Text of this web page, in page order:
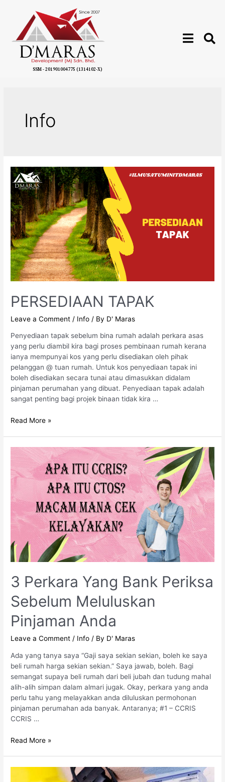
SSM - 201901004775 (1314102-X)
Info
PERSEDIAAN TAPAK
Leave a Comment / Info / By D' Maras
Penyediaan tapak sebelum bina rumah adalah perkara asas
yang perlu diambil kira bagi proses pembinaan rumah kerana
ianya mempunyai kos yang perlu disediakan oleh pihak
pelanggan @ tuan rumah. Untuk kos penyediaan tapak ini
boleh disediakan secara tunai atau dimasukkan didalam
pinjaman perumahan yang dibuat. Penyediaan tapak adalah
sangat penting bagi projek binaan tidak kira …
Read More »
3 Perkara Yang Bank Periksa
Sebelum Meluluskan
Pinjaman Anda
Leave a Comment / Info / By D' Maras
Ada yang tanya saya “Gaji saya sekian sekian, boleh ke saya
beli rumah harga sekian sekian.” Saya jawab, boleh. Bagi
semangat supaya beli rumah dari beli jubah dan tudung mahal
alih-alih simpan dalam almari jugak. Okay, perkara yang anda
perlu tahu yang melayakkan anda diluluskan permohonan
pinjaman perumahan ada banyak. Antaranya; #1 – CCRIS
CCRIS …
Read More »